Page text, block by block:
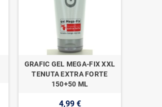
GRAFIC GEL MEGA-FIX XXL
TENUTA EXTRA FORTE
150+50 ML
4,99 €